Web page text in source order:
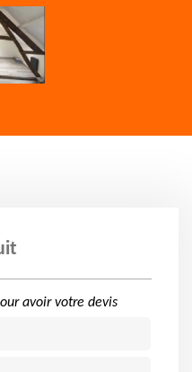
avoir votre devis